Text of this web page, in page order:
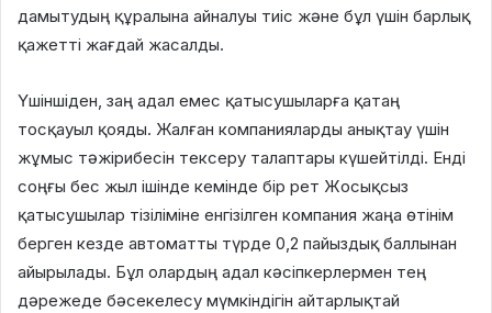
дамытудың құралына айналуы тиіс және бұл үшін барлық
қажетті жағдай жасалды.
Үшіншіден, заң адал емес қатысушыларға қатаң
тосқауыл қояды. Жалған компанияларды анықтау үшін
жұмыс тәжірибесін тексеру талаптары күшейтілді. Енді
соңғы бес жыл ішінде кемінде бір рет Жосықсыз
қатысушылар тізіліміне енгізілген компания жаңа өтінім
берген кезде автоматты түрде 0,2 пайыздық баллынан
айырылады. Бұл олардың адал кәсіпкерлермен тең
дәрежеде бәсекелесу мүмкіндігін айтарлықтай